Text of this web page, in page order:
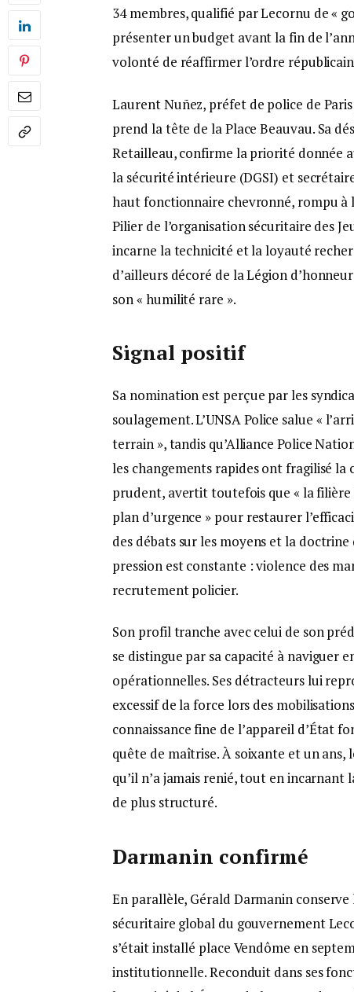
34 membres, qualifié par Lecornu de «
présenter un budget avant la fin de
volonté de réaffirmer l’ordre
Laurent Nuñez, préfet de police de
prend la tête de la Place Beauvau. Sa
Retailleau, confirme la priorité donnée
la sécurité intérieure (DGSI) et
haut fonctionnaire chevronné, rompu à
Pilier de l’organisation sécuritaire des
incarne la technicité et la loyauté
d’ailleurs décoré de la Légion
son « humilité rare ».
Signal positif
Sa nomination est perçue par les
soulagement. L’UNSA Police salue «
terrain », tandis qu’Alliance Police
les changements rapides ont fragilisé
prudent, avertit toutefois que « la
plan d’urgence » pour restaurer
des débats sur les moyens et la
pression est constante : violence des
recrutement policier.
Son profil tranche avec celui de son
se distingue par sa capacité à naviguer
opérationnelles. Ses détracteurs lui
excessif de la force lors des
connaissance fine de l’appareil d’État
quête de maîtrise. À soixante et un
qu’il n’a jamais renié, tout en incarnant
de plus structuré.
Darmanin confirmé
En parallèle, Gérald Darmanin
sécuritaire global du gouvernement
s’était installé place Vendôme en
institutionnelle. Reconduit dans ses